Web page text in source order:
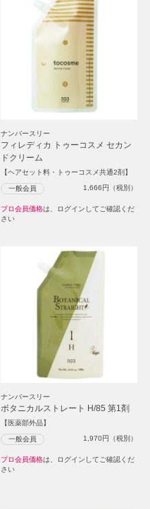
ナンバースリー
フィレディカ トゥーコスメ セカン
ドクリーム
【ヘアセット料・トゥーコスメ共通2剤】
一般会員 1,666円（税別）
プロ会員価格は、ログインしてご確認くだ
さい
ナンバースリー
ボタニカルストレート H/85 第1剤
【医薬部外品】
一般会員 1,970円（税別）
プロ会員価格は、ログインしてご確認くだ
さい